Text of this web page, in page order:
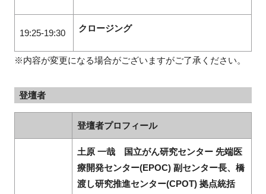
19:25-19:30 クロージング
※内容が変更になる場合がございますがご了承ください。
登壇者
登壇者プロフィール
土原 一哉 国立がん研究センター 先端医
療開発センター(EPOC) 副センター長、橋
渡し研究推進センター(CPOT) 拠点統括